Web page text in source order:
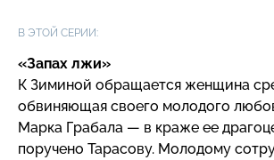
В ЭТОЙ СЕРИИ:
«Запах лжи»
К Зиминой обращается женщина
обвиняющая своего молодого
Марка Грабала — в краже ее
поручено Тарасову. Молодому